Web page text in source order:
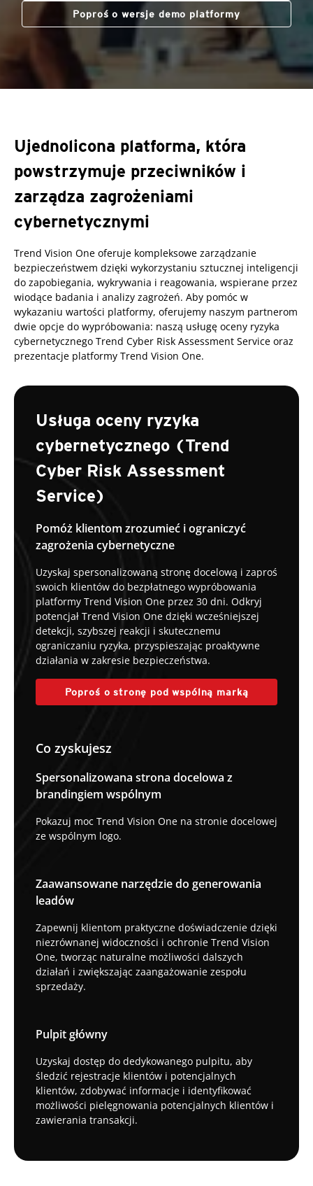
Poproś o wersje demo platformy
Ujednolicona platforma, która
powstrzymuje przeciwników i
zarządza zagrożeniami
cybernetycznymi
Trend Vision One oferuje kompleksowe zarządzanie
bezpieczeństwem dzięki wykorzystaniu sztucznej inteligencji
do zapobiegania, wykrywania i reagowania, wspierane przez
wiodące badania i analizy zagrożeń. Aby pomóc w
wykazaniu wartości platformy, oferujemy naszym partnerom
dwie opcje do wypróbowania: naszą usługę oceny ryzyka
cybernetycznego Trend Cyber Risk Assessment Service oraz
prezentacje platformy Trend Vision One.
Usługa oceny ryzyka
cybernetycznego (Trend
Cyber Risk Assessment
Service)
Pomóż klientom zrozumieć i ograniczyć
zagrożenia cybernetyczne
Uzyskaj spersonalizowaną stronę docelową i zaproś
swoich klientów do bezpłatnego wypróbowania
platformy Trend Vision One przez 30 dni. Odkryj
potencjał Trend Vision One dzięki wcześniejszej
detekcji, szybszej reakcji i skutecznemu
ograniczaniu ryzyka, przyspieszając proaktywne
działania w zakresie bezpieczeństwa.
Poproś o stronę pod wspólną marką
Co zyskujesz
Spersonalizowana strona docelowa z
brandingiem wspólnym
Pokazuj moc Trend Vision One na stronie docelowej
ze wspólnym logo.
Zaawansowane narzędzie do generowania
leadów
Zapewnij klientom praktyczne doświadczenie dzięki
niezrównanej widoczności i ochronie Trend Vision
One, tworząc naturalne możliwości dalszych
działań i zwiększając zaangażowanie zespołu
sprzedaży.
Pulpit główny
Uzyskaj dostęp do dedykowanego pulpitu, aby
śledzić rejestracje klientów i potencjalnych
klientów, zdobywać informacje i identyfikować
możliwości pielęgnowania potencjalnych klientów i
zawierania transakcji.